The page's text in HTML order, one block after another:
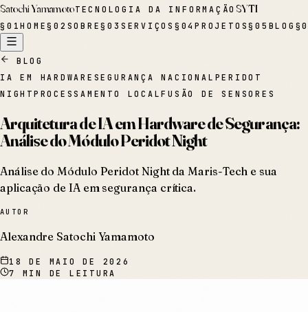
Satochi YamamotoTECNOLOGIA DA INFORMAÇÃOSYTI
§ 01HOME§02 SOBRE§03 SERVIÇOS § 04PROJETOS§05 BLOG §
BLOG
IA EM HARDWARE SEGURANÇA NACIONAL PERIDOT
NIGHT PROCESSAMENTO LOCALFUSÃO DE SENSORES
Arquitetura de IA em Hardware de Segurança:
Análise do Módulo Peridot Night
Análise do Módulo Peridot Night da Maris-Tech e sua
aplicação de IA em segurança crítica.
AUTOR
Alexandre Satochi Yamamoto
18 DE MAIO DE 2026
7
MIN DE LEITURA